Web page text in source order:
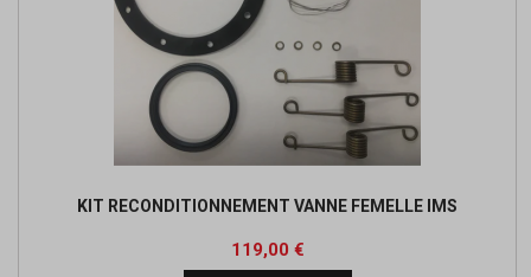
KIT RECONDITIONNEMENT VANNE FEMELLE IMS
Prix
119,00 €